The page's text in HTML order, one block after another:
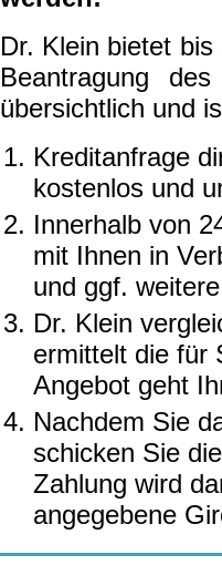
Dr. Klein bietet
Beantragung
übersichtlich und
Kreditanfrage
kostenlos und
Innerhalb von
mit Ihnen in
und ggf.
Dr. Klein
ermittelt die für
Angebot geht
Nachdem Sie
schicken Sie
Zahlung wird
angegebene